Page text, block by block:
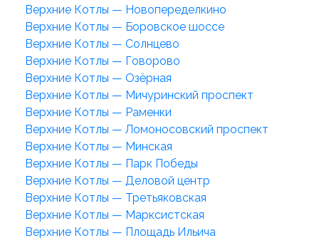
Верхние Котлы — Новопеределкино
Верхние Котлы — Боровское шоссе
Верхние Котлы — Солнцево
Верхние Котлы — Говорово
Верхние Котлы — Озёрная
Верхние Котлы — Мичуринский проспект
Верхние Котлы — Раменки
Верхние Котлы — Ломоносовский проспект
Верхние Котлы — Минская
Верхние Котлы — Парк Победы
Верхние Котлы — Деловой центр
Верхние Котлы — Третьяковская
Верхние Котлы — Марксистская
Верхние Котлы — Площадь Ильича